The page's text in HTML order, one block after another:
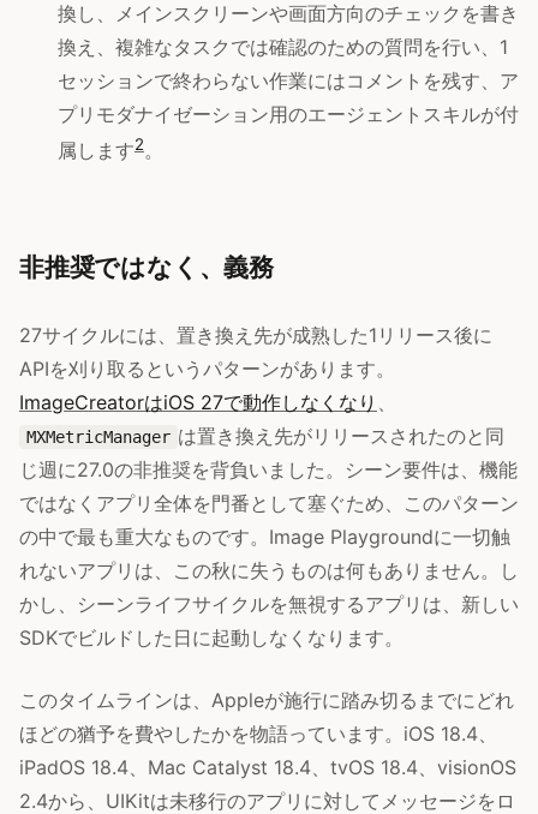
換し、メインスクリーンや画面方向のチェックを書き
換え、複雑なタスクでは確認のための質問を行い、1
セッションで終わらない作業にはコメントを残す、ア
プリモダナイゼーション用のエージェントスキルが付
属します2。
非推奨ではなく、義務
27サイクルには、置き換え先が成熟した1リリース後に
APIを刈り取るというパターンがあります。
ImageCreatorはiOS 27で動作しなくなり
MXMetricManager は置き換え先がリリースされたのと同
じ週に27.0の非推奨を背負いました。シーン要件は、機能
ではなくアプリ全体を門番として塞ぐため、このパターン
の中で最も重大なものです。Image Playgroundに一切触
れないアプリは、この秋に失うものは何もありません。し
かし、シーンライフサイクルを無視するアプリは、新しい
SDKでビルドした日に起動しなくなります。
このタイムラインは、Appleが施行に踏み切るまでにどれ
ほどの猶予を費やしたかを物語っています。iOS 18.4、
iPadOS 18.4、Mac Catalyst 18.4、tvOS 18.4、visionOS
2.4から、UIKitは未移行のアプリに対してメッセージをロ